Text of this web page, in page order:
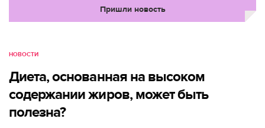
Пришли новость
НОВОСТИ
Диета, основанная на высоком
содержании жиров, может быть
полезна?